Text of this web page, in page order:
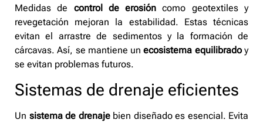
Medidas de control de erosión como geotextiles y
revegetación mejoran la estabilidad. Estas técnicas
evitan el arrastre de sedimentos y la formación de
cárcavas. Así, se mantiene unecosistema equilibradoy
se evitan problemas futuros.
Sistemas de drenaje eficientes
Un sistema de drenajebien diseñado es esencial. Evita